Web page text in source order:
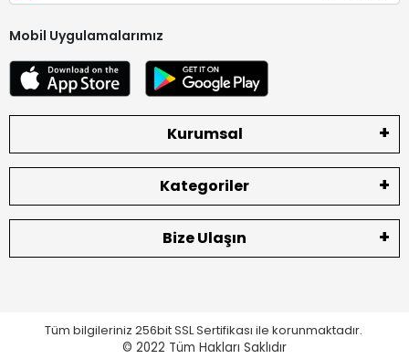
Mobil Uygulamalarımız
Kurumsal
Kategoriler
Bize Ulaşın
Tüm bilgileriniz 256bit SSL Sertifikası ile korunmaktadır.
© 2022 Tüm Hakları Saklıdır